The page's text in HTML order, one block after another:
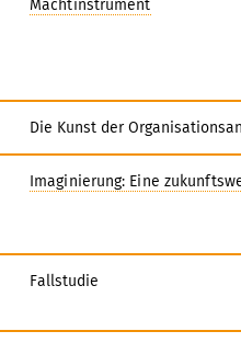
Machtinstrument
Die Kunst der
Imaginierung: Eine
Fallstudie